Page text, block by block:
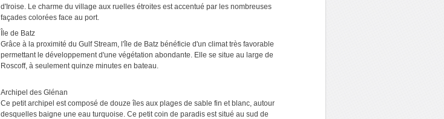
d'Iroise. Le charme du village aux ruelles étroites est accentué par les nombreuses
façades colorées face au port.
Île de Batz
Grâce à la proximité du Gulf Stream, l'île de Batz bénéficie d'un climat très favorable
permettant le développement d'une végétation abondante. Elle se situe au large de
Roscoff, à seulement quinze minutes en bateau.
Archipel des Glénan
Ce petit archipel est composé de douze îles aux plages de sable fin et blanc, autour
desquelles baigne une eau turquoise. Ce petit coin de paradis est situé au sud de